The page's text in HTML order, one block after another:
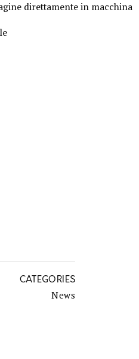
direttamente in macchina
CATEGORIES
News